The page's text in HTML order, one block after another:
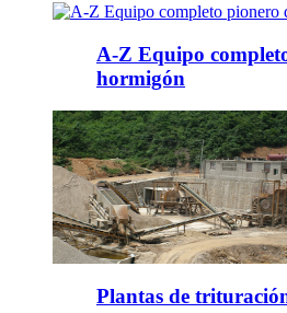
A-Z Equipo
hormigón
Plantas de